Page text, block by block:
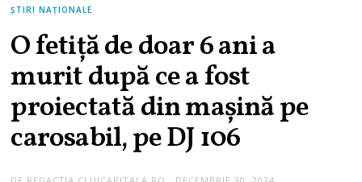
ȘTIRI NAȚIONALE
O fetiță de doar 6 ani a
murit după ce a fost
proiectată din mașină pe
carosabil, pe DJ 106